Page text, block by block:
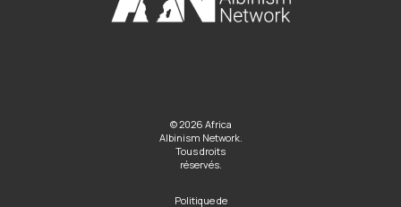
© 2026 Africa
Albinism Network.
Tous droits
réservés.
Politique de